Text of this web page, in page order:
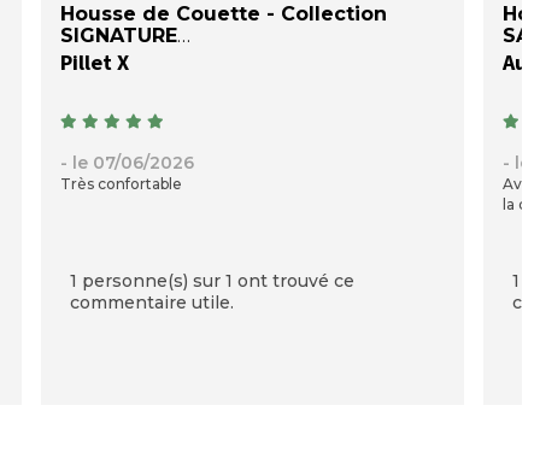
Housse de Couette - Collection
SIGNATURE
Pillet X
- le 07/06/2026
Très confortable
1 personne(s) sur 1 ont trouvé ce
commentaire utile.
- le
la
1